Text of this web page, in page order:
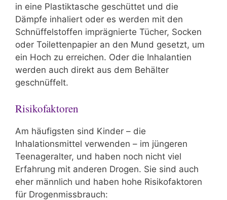
in eine Plastiktasche geschüttet und die
Dämpfe inhaliert oder es werden mit den
Schnüffelstoffen imprägnierte Tücher, Socken
oder Toilettenpapier an den Mund gesetzt, um
ein Hoch zu erreichen. Oder die Inhalantien
werden auch direkt aus dem Behälter
geschnüffelt.
Risikofaktoren
Am häufigsten sind Kinder – die
Inhalationsmittel verwenden – im jüngeren
Teenageralter, und haben noch nicht viel
Erfahrung mit anderen Drogen. Sie sind auch
eher männlich und haben hohe Risikofaktoren
für Drogenmissbrauch: